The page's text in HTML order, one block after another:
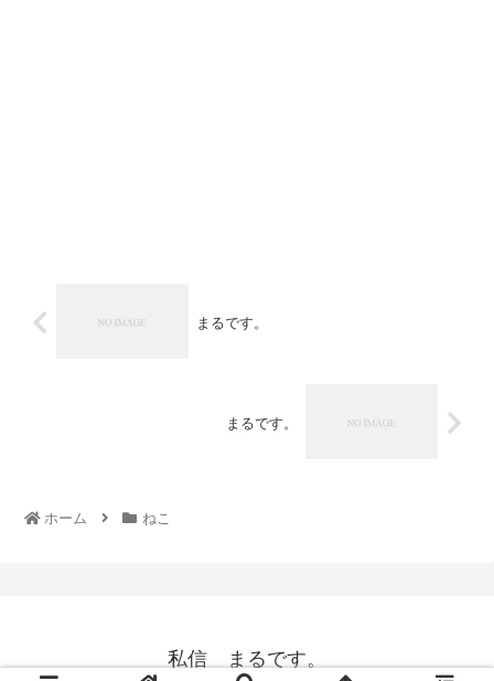
まるです。
まるです。
ホーム ねこ
私信 まるです。